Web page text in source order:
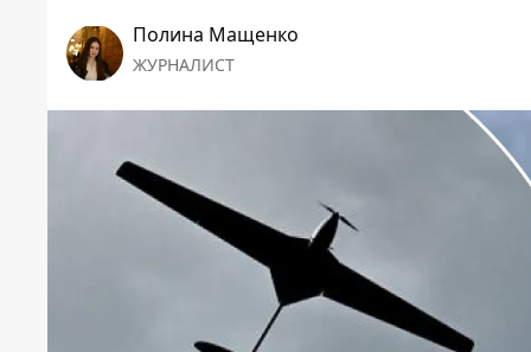
Полина Мащенко
ЖУРНАЛИСТ